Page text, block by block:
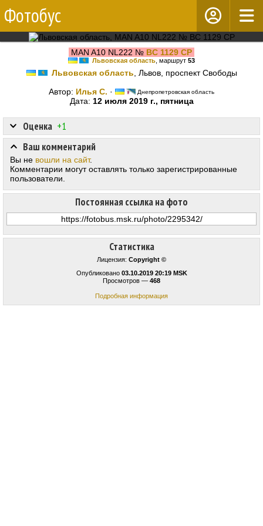
Фотобус
MAN A10 NL222 № BC 1129 CP
Львовская область , маршрут 53
Львовская область , Львов, проспект Свободы
Автор: Илья С. · Днепропетровская область
Дата: 12 июля 2019 г., пятница
Статистика
Лицензия: Copyright ©
Опубликовано 03.10.2019 20:19 MSK
Просмотров — 468
Подробная информация
Оценка +1
Постоянная ссылка на фото
Ваш комментарий
Вы не вошли на сайт.
Комментарии могут оставлять только зарегистрированные
пользователи.